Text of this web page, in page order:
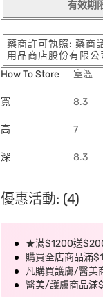
有效期
藥商許可執照: 藥商
用品商店股份有限
How To Store
室溫
寬 8.3
高 7
深 8.3
優惠活動: (4)
★滿$1200送
購買全店商品滿
凡購買護膚/醫美
醫美/護膚商品滿